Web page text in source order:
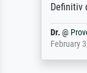
Definitiv
Dr. @
February